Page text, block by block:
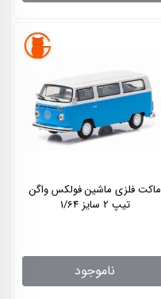
ماکت فلزی ماشین فولکس واگن
تیپ 2 سایز 1/64
ناموجود